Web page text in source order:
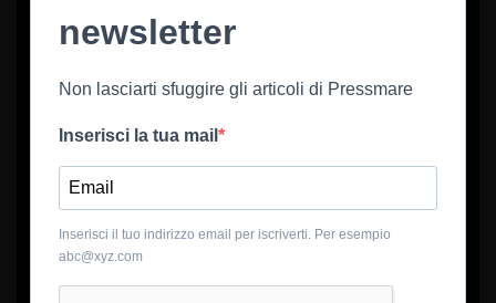
newsletter
Non lasciarti sfuggire gli articoli di Pressmare
Inserisci la tua mail
Inserisci il tuo indirizzo email per iscriverti. Per esempio
abc@xyz.com